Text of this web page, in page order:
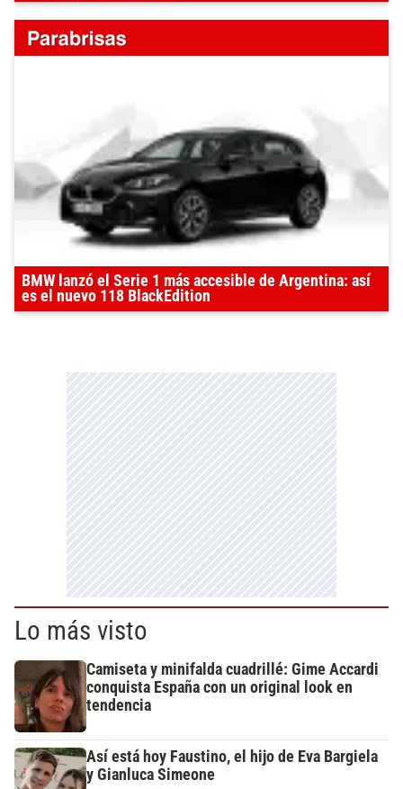
BMW lanzó el Serie 1 más accesible de Argentina: así
es el nuevo 118 BlackEdition
Lo más visto
Camiseta y minifalda cuadrillé: Gime Accardi
conquista España con un original look en
tendencia
Así está hoy Faustino, el hijo de Eva Bargiela
y Gianluca Simeone